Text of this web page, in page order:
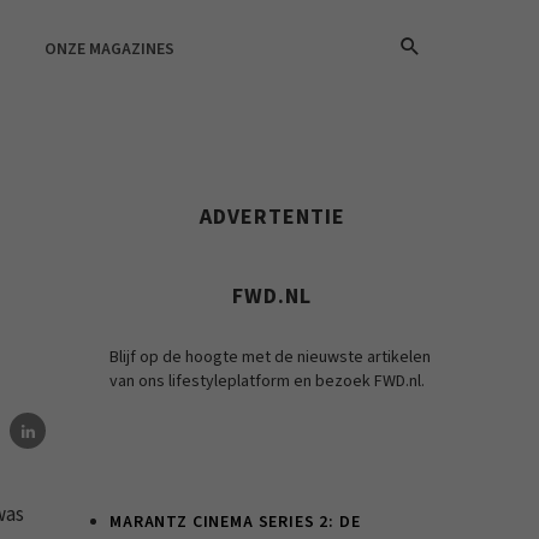
ONZE MAGAZINES
ADVERTENTIE
FWD.NL
Blijf op de hoogte met de nieuwste artikelen
van ons lifestyleplatform en bezoek FWD.nl.
MARANTZ CINEMA SERIES 2: DE